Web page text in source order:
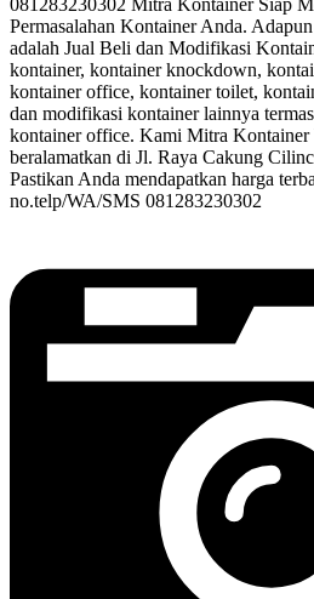
081283230302 Mitra Kontainer Siap
Permasalahan Kontainer Anda.
adalah Jual Beli dan Modifikasi
kontainer, kontainer knockdown,
kontainer office, kontainer toilet,
dan modifikasi kontainer lainnya
kontainer office. Kami Mitra Kontainer
beralamatkan di Jl. Raya Cakung
Pastikan Anda mendapatkan harga
no.telp/WA/SMS 081283230302